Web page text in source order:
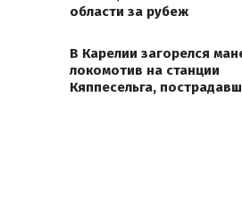
области за рубеж
В Карелии загорелся
локомотив на станции
Кяппесельга,